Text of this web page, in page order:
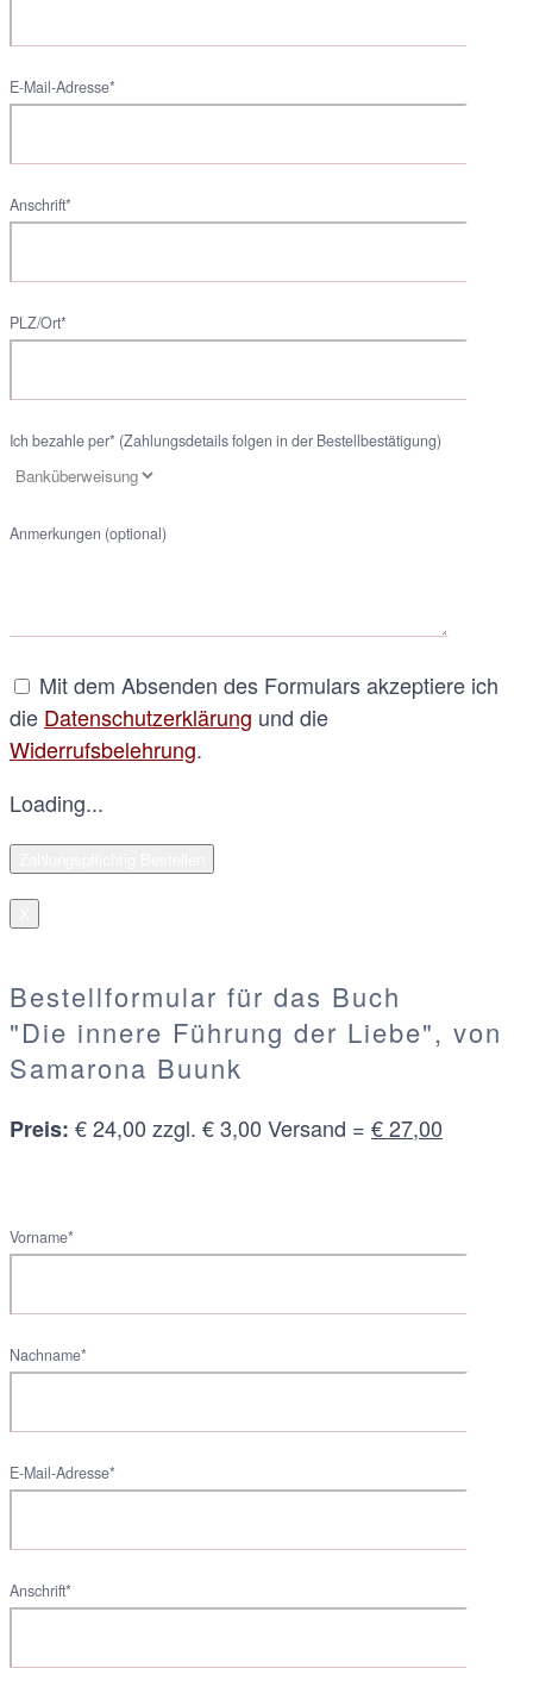
E-Mail-Adresse*
Anschrift*
PLZ/Ort*
Ich bezahle per* (Zahlungsdetails folgen in der Bestellbestätigung)
Anmerkungen (optional)
Mit dem Absenden des Formulars akzeptiere ich
die Datenschutzerklärung und die
Widerrufsbelehrung.
Loading...
Bestellformular für das Buch
"Die innere Führung der Liebe", von
Samarona Buunk
Preis: € 24,00 zzgl. € 3,00 Versand = € 27,00
Vorname*
Nachname*
E-Mail-Adresse*
Anschrift*